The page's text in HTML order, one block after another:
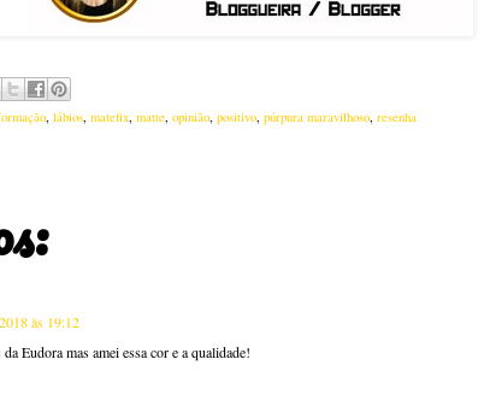
, lábios, matefix, matte, opinião, positivo, púrpura maravilhoso, resenha
às 19:12
Eudora mas amei essa cor e a qualidade!